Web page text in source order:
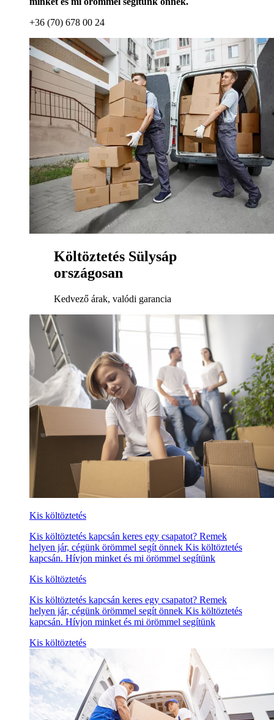
+36 (70) 678 00 24
Költöztetés Sülysáp
országosan
Kedvező árak, valódi garancia
Kis költöztetés
Kis költöztetés kapcsán keres egy csapatot? Remek
helyen jár, cégünk örömmel segít önnek Kis költöztetés
kapcsán. Hívjon minket és mi örömmel segítünk
Kis költöztetés
Kis költöztetés kapcsán keres egy csapatot? Remek
helyen jár, cégünk örömmel segít önnek Kis költöztetés
kapcsán. Hívjon minket és mi örömmel segítünk
Kis költöztetés